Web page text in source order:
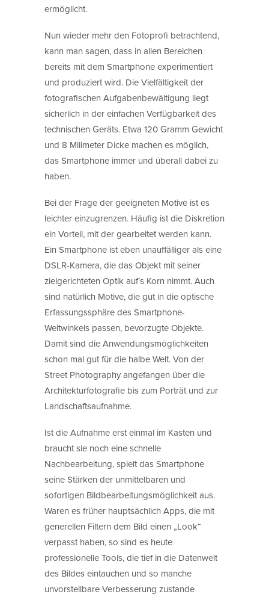
ermöglicht.
Nun wieder mehr den Fotoprofi betrachtend,
kann man sagen, dass in allen Bereichen
bereits mit dem Smartphone experimentiert
und produziert wird. Die Vielfältigkeit der
fotografischen Aufgabenbewältigung liegt
sicherlich in der einfachen Verfügbarkeit des
technischen Geräts. Etwa 120 Gramm Gewicht
und 8 Milimeter Dicke machen es möglich,
das Smartphone immer und überall dabei zu
haben.
Bei der Frage der geeigneten Motive ist es
leichter einzugrenzen. Häufig ist die Diskretion
ein Vorteil, mit der gearbeitet werden kann.
Ein Smartphone ist eben unauffälliger als eine
DSLR-Kamera, die das Objekt mit seiner
zielgerichteten Optik auf´s Korn nimmt. Auch
sind natürlich Motive, die gut in die optische
Erfassungssphäre des Smartphone-
Weitwinkels passen, bevorzugte Objekte.
Damit sind die Anwendungsmöglichkeiten
schon mal gut für die halbe Welt. Von der
Street Photography angefangen über die
Architekturfotografie bis zum Porträt und zur
Landschaftsaufnahme.
Ist die Aufnahme erst einmal im Kasten und
braucht sie noch eine schnelle
Nachbearbeitung, spielt das Smartphone
seine Stärken der unmittelbaren und
sofortigen Bildbearbeitungsmöglichkeit aus.
Waren es früher hauptsächlich Apps, die mit
generellen Filtern dem Bild einen „Look“
verpasst haben, so sind es heute
professionelle Tools, die tief in die Datenwelt
des Bildes eintauchen und so manche
unvorstellbare Verbesserung zustande